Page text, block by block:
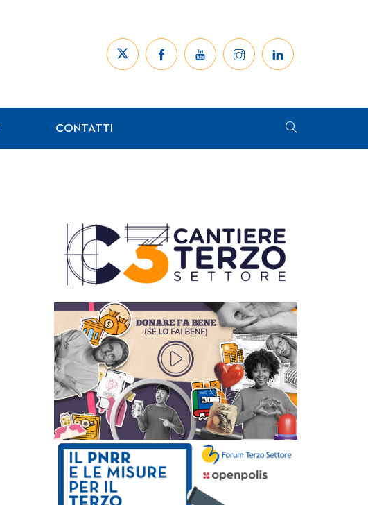
CONTATTI